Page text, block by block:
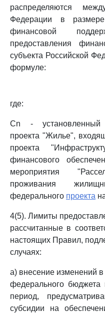
распределяются
Федерации в
финансовой
предоставления
субъекта Российской
формуле:
где:
Сn -
проекта "Жилье",
проекта
финансового
мероприятия
проживания
федерального проекта
4(5). Лимиты
рассчитанные в
настоящих Правил,
случаях:
а) внесение изменений
федерального
период,
субсидии на